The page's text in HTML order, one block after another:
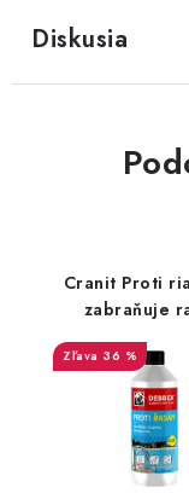
Diskusia
Cranit Proti
zabraňuje
likvidácia
36 %